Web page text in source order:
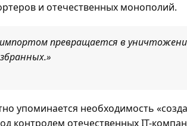
и отечественных монополий.
превращается в
упоминается необходимость
контролем отечественных IT-